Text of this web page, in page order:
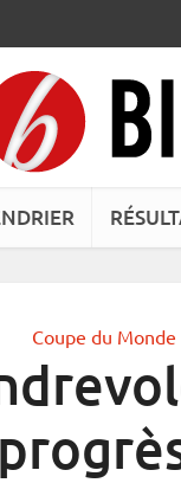
Coupe du Monde